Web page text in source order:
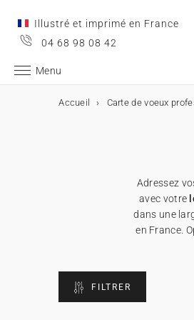
Illustré et imprimé en France
04 68 98 08 42
Menu
Carte de voeux
Carte de voeux
Carte de voeux avec dorure
Carte de voeux Noël
Carte de voeux digitale
Carte de voeux vidéo premium
Carte de voeux & chocolat
Carte de voeux & chocolat
Carte avec deux chocolats
Calendrier personnalisé
Objets personnalisés
Objets personnalisés
Cartes cadeau
Accueil Carte de voeux
Adressez
avec votre
dans une
en France.
FILTRER